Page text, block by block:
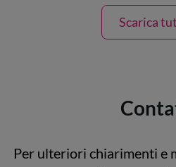
Scarica
Per ulteriori chiarimenti e